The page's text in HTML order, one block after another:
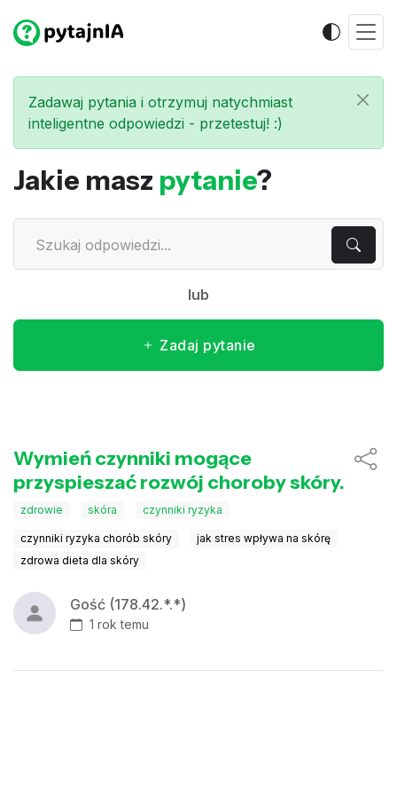
Zadawaj pytania i otrzymuj natychmiast
inteligentne odpowiedzi - przetestuj! :)
Jakie masz pytanie?
lub
Zadaj pytanie
Wymień czynniki mogące
przyspieszać rozwój choroby skóry.
zdrowie skóra czynniki ryzyka
czynniki ryzyka chorób skóry
jak stres wpływa na skórę
zdrowa dieta dla skóry
Gość (178.42.*.*)
1 rok temu